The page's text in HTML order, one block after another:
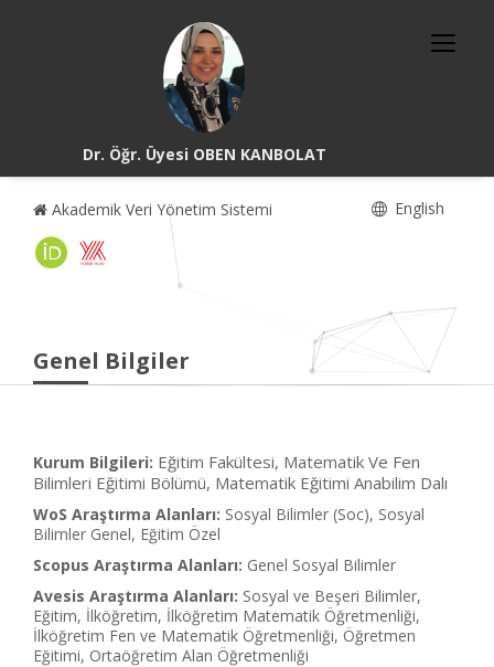
Dr. Öğr. Üyesi OBEN KANBOLAT
Akademik Veri Yönetim Sistemi English
Genel Bilgiler
Kurum Bilgileri: Eğitim Fakültesi, Matematik Ve Fen
Bilimleri Eğitimi Bölümü, Matematik Eğitimi Anabilim Dalı
WoS Araştırma Alanları: Sosyal Bilimler (Soc), Sosyal
Bilimler Genel, Eğitim Özel
Scopus Araştırma Alanları: Genel Sosyal Bilimler
Avesis Araştırma Alanları: Sosyal ve Beşeri Bilimler,
Eğitim, İlköğretim, İlköğretim Matematik Öğretmenliği,
İlköğretim Fen ve Matematik Öğretmenliği, Öğretmen
Eğitimi, Ortaöğretim Alan Öğretmenliği